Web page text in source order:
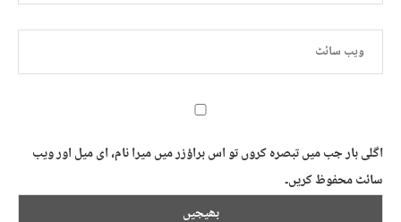
اگلی بار جب میں تبصرہ کروں تو اس براؤزر میں میرا نام، ای میل اور ویب
سائٹ محفوظ کریں۔